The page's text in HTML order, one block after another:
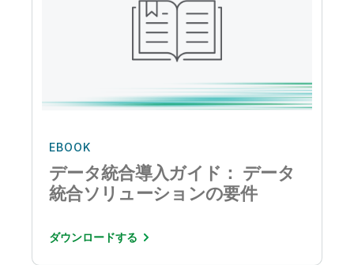
EBOOK
データ統合導入ガイド： データ
統合ソリューションの要件
ダウンロードする